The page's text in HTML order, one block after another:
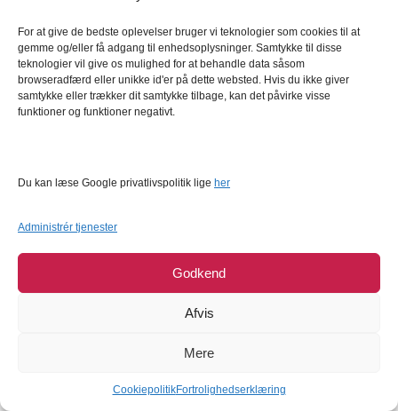
For at give de bedste oplevelser bruger vi teknologier som cookies til at
gemme og/eller få adgang til enhedsoplysninger. Samtykke til disse
teknologier vil give os mulighed for at behandle data såsom
browseradfærd eller unikke id'er på dette websted. Hvis du ikke giver
samtykke eller trækker dit samtykke tilbage, kan det påvirke visse
funktioner og funktioner negativt.
Du kan læse Google privatlivspolitik lige her
Administrér tjenester
Godkend
Afvis
Mere
CookiepolitikFortrolighedserklæring
Pastafarve Gylden, 25g